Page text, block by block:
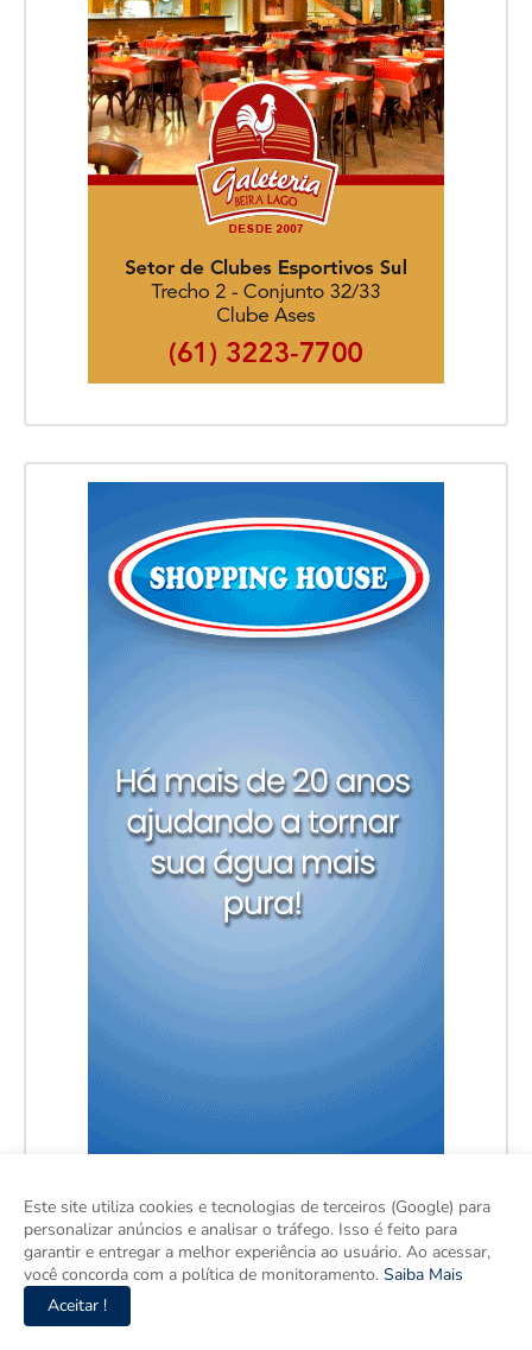
Este site utiliza cookies e tecnologias de terceiros (Google) para
personalizar anúncios e analisar o tráfego. Isso é feito para
garantir e entregar a melhor experiência ao usuário. Ao acessar,
você concorda com a política de monitoramento. Saiba Mais
Aceitar !